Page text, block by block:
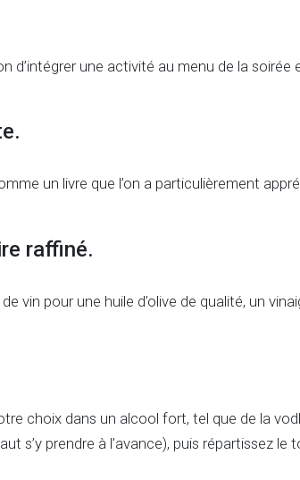
d’intégrer une activité au menu de la soirée
un livre que l’on a particulièrement
raffiné.
vin pour une huile d’olive de qualité, un
choix dans un alcool fort, tel que de la
s’y prendre à l’avance), puis répartissez